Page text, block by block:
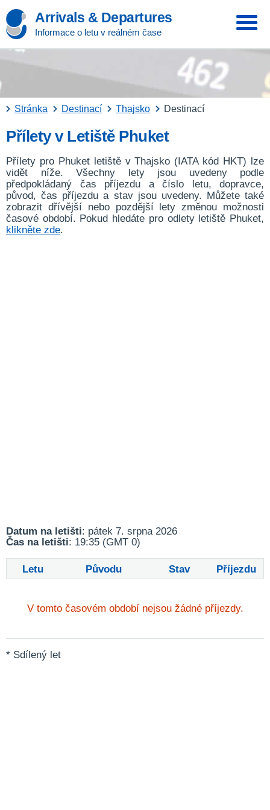
Arrivals & Departures
Informace o letu v reálném čase
Stránka Destinací Thajsko Destinací
Přílety v Letiště Phuket
Přílety pro Phuket letiště v Thajsko (IATA kód HKT) lze
vidět níže. Všechny lety jsou uvedeny podle
předpokládaný čas příjezdu a číslo letu, dopravce,
původ, čas příjezdu a stav jsou uvedeny. Můžete také
zobrazit dřívější nebo pozdější lety změnou možnosti
časové období. Pokud hledáte pro odlety letiště Phuket,
klikněte zde.
Datum na letišti: pátek 7. srpna 2026
Čas na letišti: 19:35 (GMT 0)
Letu Původu Stav Příjezdu
V tomto časovém období nejsou žádné příjezdy.
* Sdílený let